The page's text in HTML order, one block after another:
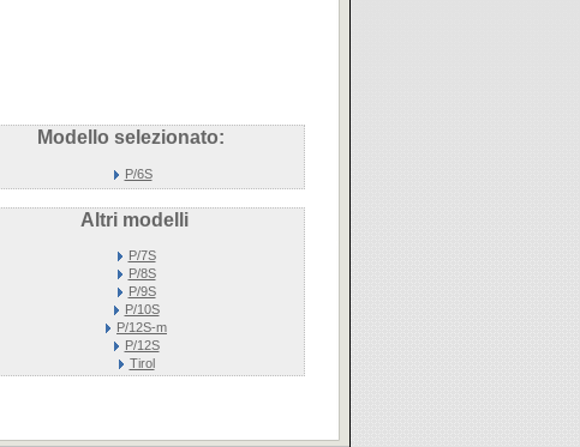
Modello selezionato:
P/6S
Altri modelli
P/7S
P/8S
P/9S
P/10S
P/12S-m
P/12S
Tirol